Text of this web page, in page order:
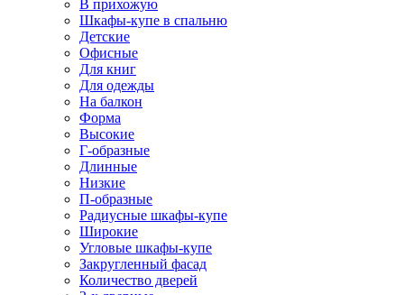
В прихожую
Шкафы-купе в спальню
Детские
Офисные
Для книг
Для одежды
На балкон
Форма
Высокие
Г-образные
Длинные
Низкие
П-образные
Радиусные шкафы-купе
Широкие
Угловые шкафы-купе
Закругленный фасад
Количество дверей